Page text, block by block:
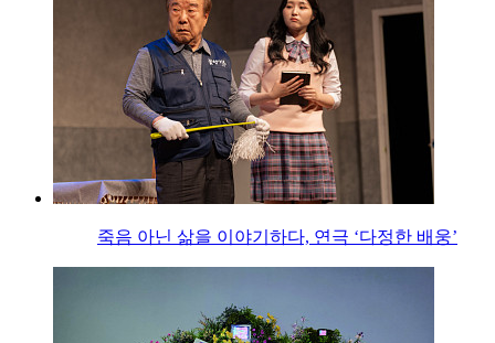
죽음 아닌 삶을 이야기하다, 연극 ‘다정한 배웅’